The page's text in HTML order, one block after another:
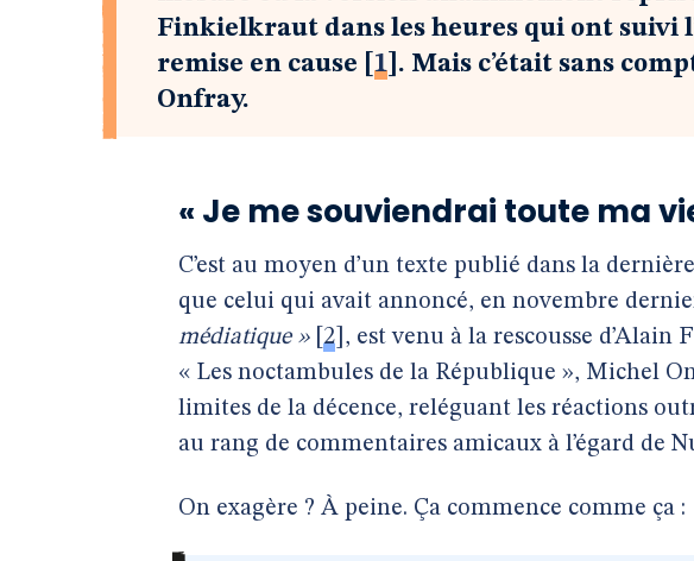
Finkielkraut dans les heures qui ont suivi
remise en cause
1 . Mais c’était sans
Onfray.
« Je me souviendrai toute ma
C’est au moyen d’un texte publié dans la
que celui qui avait annoncé, en novembre
médiatique »[ 2 , est venu à la rescousse
« Les noctambules de la République », Michel
limites de la décence, reléguant les réactions
au rang de commentaires amicaux à l’égard de
On exagère ? À peine. Ça commence comme ça :